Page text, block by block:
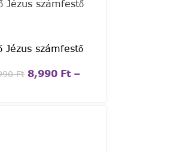
Jézus számfestő
Ft 8,990 Ft –